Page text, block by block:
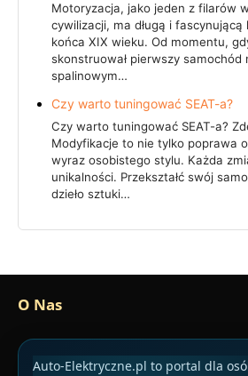
Motoryzacja, jako jeden z filarów
cywilizacji, ma długą i
końca XIX wieku. Od momentu,
skonstruował pierwszy samochód
spalinowym…
Czy warto tuningować SEAT-a?
Czy warto tuningować SEAT-a?
Modyfikacje to nie tylko poprawa
wyraz osobistego stylu. Każda
unikalności. Przekształć swój
dzieło sztuki…
O Nas
Auto-Elektryczne.pl to portal dla